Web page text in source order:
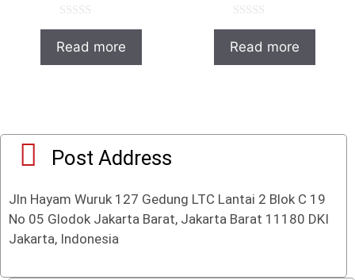
0
u
Read more
0
u
Read more
Post Address
Jln Hayam Wuruk 127 Gedung LTC Lantai 2 Blok C 19
No 05 Glodok Jakarta Barat, Jakarta Barat 11180 DKI
Jakarta, Indonesia